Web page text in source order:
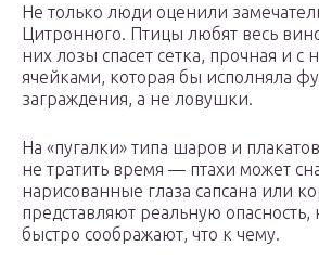
Не только люди оценили
Цитронного. Птицы любят весь
них лозы спасет сетка, прочная и с
ячейками, которая бы исполняла
заграждения, а не ловушки.
На «пугалки» типа шаров и
не тратить время — птахи может
нарисованные глаза сапсана или
представляют реальную опасность,
быстро соображают, что к чему.